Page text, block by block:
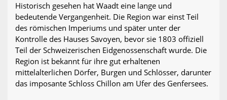
Historisch gesehen hat Waadt eine lange und
bedeutende Vergangenheit. Die Region war einst Teil
des römischen Imperiums und später unter der
Kontrolle des Hauses Savoyen, bevor sie 1803 offiziell
Teil der Schweizerischen Eidgenossenschaft wurde. Die
Region ist bekannt für ihre gut erhaltenen
mittelalterlichen Dörfer, Burgen und Schlösser, darunter
das imposante Schloss Chillon am Ufer des Genfersees.